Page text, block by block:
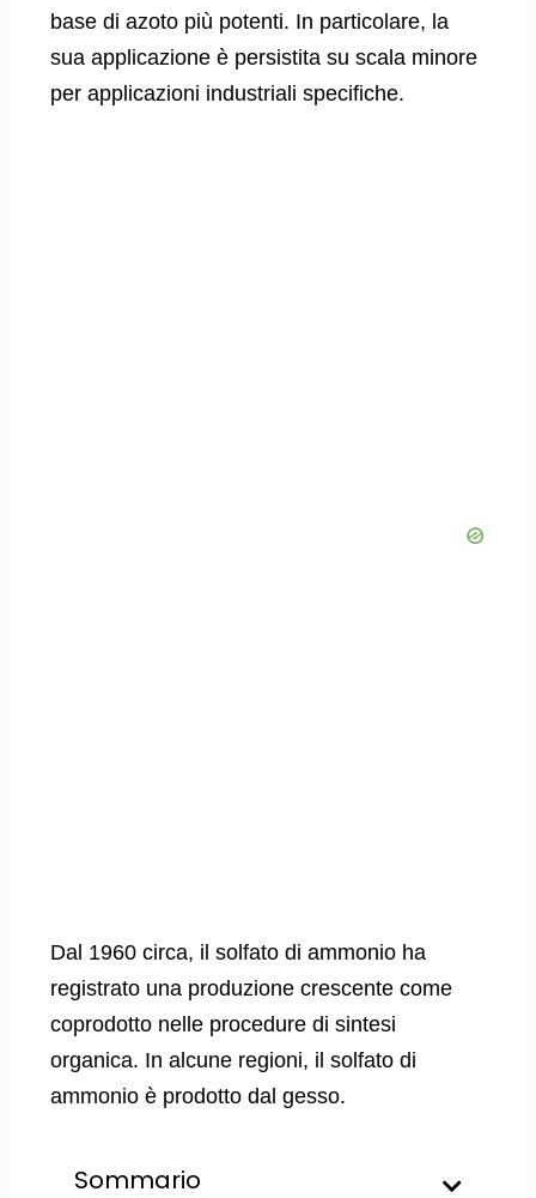
base di azoto più potenti. In particolare, la
sua applicazione è persistita su scala minore
per applicazioni industriali specifiche.
Dal 1960 circa, il solfato di ammonio ha
registrato una produzione crescente come
coprodotto nelle procedure di sintesi
organica. In alcune regioni, il solfato di
ammonio è prodotto dal gesso.
Sommario